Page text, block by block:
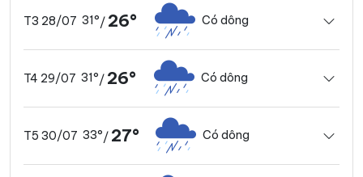
T3 28/07 31°/ 26° Có dông
T4 29/07 31°/ 26° Có dông
T5 30/07 33°/ 27° Có dông